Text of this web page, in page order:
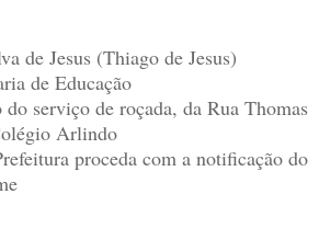
de Jesus (Thiago de Jesus)
de Educação
serviço de roçada, da Rua Thomas
Arlindo
proceda com a notificação do